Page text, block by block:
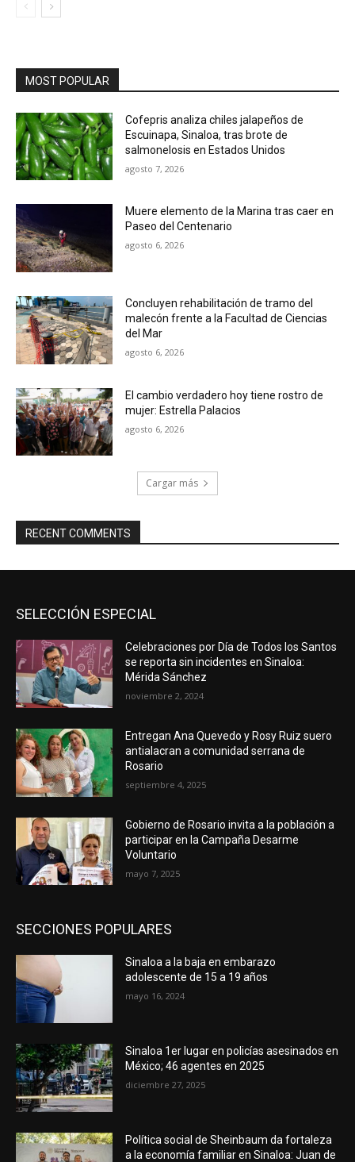
MOST POPULAR
Cofepris analiza chiles jalapeños de
Escuinapa, Sinaloa, tras brote de
salmonelosis en Estados Unidos
agosto 7, 2026
Muere elemento de la Marina tras caer en
Paseo del Centenario
agosto 6, 2026
Concluyen rehabilitación de tramo del
malecón frente a la Facultad de Ciencias
del Mar
agosto 6, 2026
El cambio verdadero hoy tiene rostro de
mujer: Estrella Palacios
agosto 6, 2026
Cargar más
RECENT COMMENTS
SELECCIÓN ESPECIAL
Celebraciones por Día de Todos los Santos
se reporta sin incidentes en Sinaloa:
Mérida Sánchez
noviembre 2, 2024
Entregan Ana Quevedo y Rosy Ruiz suero
antialacran a comunidad serrana de
Rosario
septiembre 4, 2025
Gobierno de Rosario invita a la población a
participar en la Campaña Desarme
Voluntario
mayo 7, 2025
SECCIONES POPULARES
Sinaloa a la baja en embarazo
adolescente de 15 a 19 años
mayo 16, 2024
Sinaloa 1er lugar en policías asesinados en
México; 46 agentes en 2025
diciembre 27, 2025
Política social de Sheinbaum da fortaleza
a la economía familiar en Sinaloa: Juan de